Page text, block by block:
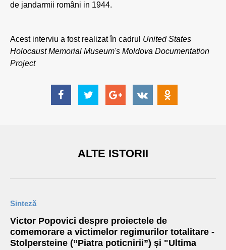
de jandarmii români in 1944.
Acest interviu a fost realizat în cadrul United States
Holocaust Memorial Museum's Moldova Documentation
Project
ALTE ISTORII
Sinteză
Victor Popovici despre proiectele de
comemorare a victimelor regimurilor totalitare -
Stolpersteine (”Piatra poticnirii”) și "Ultima